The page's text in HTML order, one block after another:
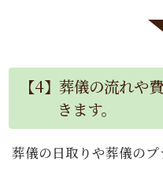
【4】葬儀の流れや
きます。
葬儀の日取りや葬儀の